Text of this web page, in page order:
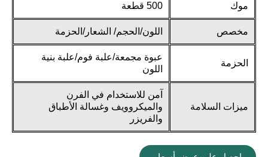
موك 500 قطعة
مخصص اللون/الحجم/ الشعار/الحزمة
الحزمة
عبوة مجمعة/علبة فوم/علبة بنية
اللون
ميزات السلامة
آمن للاستخدام في الفرن
والميكروويف وغسالة الأطباق
والفريزر